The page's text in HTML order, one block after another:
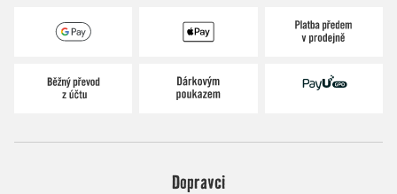
Dopravci